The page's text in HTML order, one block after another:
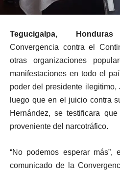
Tegucigalpa, Honduras
Convergencia contra el
otras organizaciones
manifestaciones en todo el
poder del presidente ilegitimo,
luego que en el juicio contra
Hernández, se testificara
proveniente del narcotráfico.
“No podemos esperar
comunicado de la